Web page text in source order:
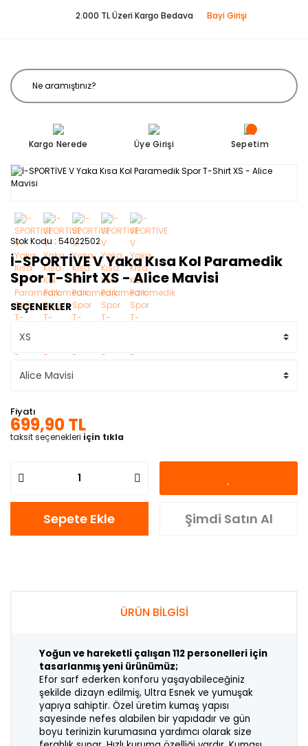
2.000 TL Üzeri Kargo Bedava Bayi Girişi
Kargo Nerede Üye Girişi Sepetim
Stok Kodu 54022502
İ-SPORTİVE V Yaka Kısa Kol Paramedik
Spor T-Shirt XS - Alice Mavisi
SEÇENEKLER
Fiyatı
699,90 TL
taksit seçenekleri için tıkla
Sepete Ekle Şimdi Satın Al
ÜRÜN BİLGİSİ
Yoğun ve hareketli çalışan 112 personelleri için
tasarlanmış yeni ürünümüz;
Efor sarf ederken konforu yaşayabileceğiniz
şekilde dizayn edilmiş, Ultra Esnek ve yumuşak
yapıya sahiptir. Özel üretim kumaş yapısı
sayesinde nefes alabilen bir yapıdadır ve gün
boyu terinizin kurumasına yardımcı olarak size